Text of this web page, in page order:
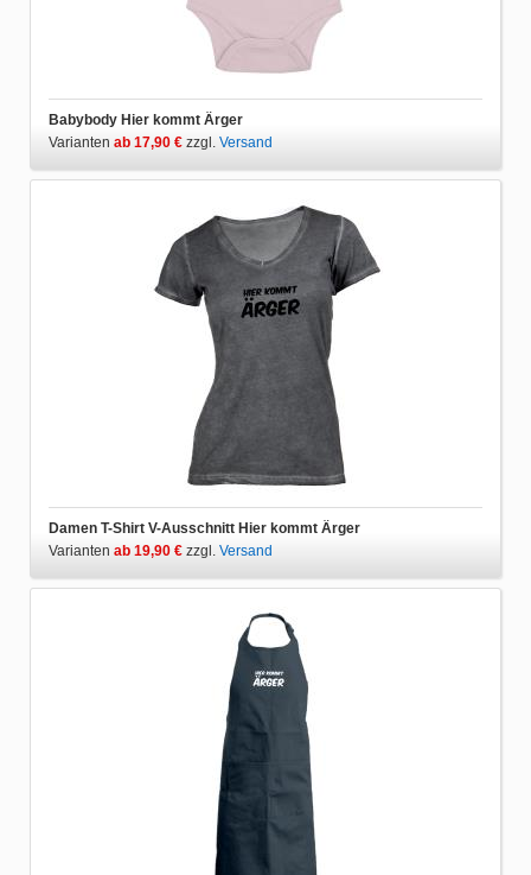
Babybody Hier kommt Ärger
Varianten ab 17,90 € zzgl. Versand
Damen T-Shirt V-Ausschnitt Hier kommt Ärger
Varianten ab 19,90 € zzgl. Versand